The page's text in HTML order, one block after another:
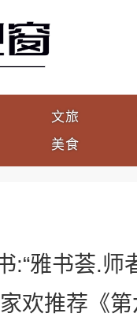
文旅
美食
:“雅书荟.师
欢推荐《